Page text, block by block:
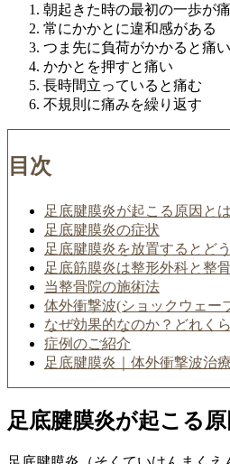
朝起きた時の最初の一歩が
常にかかとに違和感がある
つま先に負荷がかかると痛い
かかとを押すと痛い
長時間立っていると痛む
不規則に痛みを繰り返す
目次
足底腱膜炎が起こる原因とは
足底腱膜炎の症状
足底腱膜炎を放置するとど
足底筋膜炎は整形外科と整
当整骨院の施術法
体外衝撃波(ショックウェー
なぜ効果的なのか？どれく
症例のご紹介
足底腱膜炎｜体外衝撃波治
足底腱膜炎が起こる